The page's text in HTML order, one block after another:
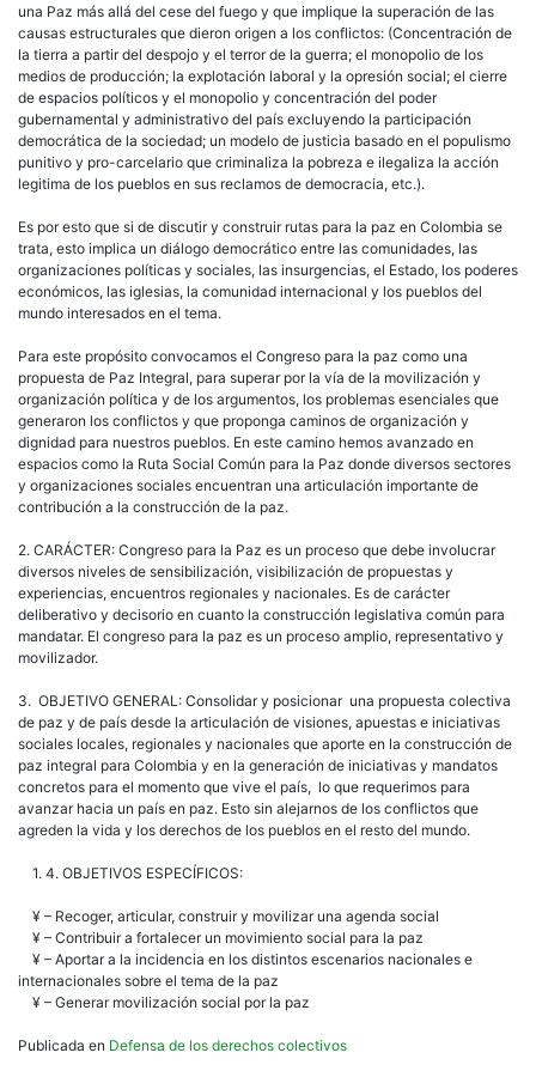
una Paz más allá del cese del fuego y que implique la superación de las
causas estructurales que dieron origen a los conflictos: (Concentración de
la tierra a partir del despojo y el terror de la guerra; el monopolio de los
medios de producción; la explotación laboral y la opresión social; el cierre
de espacios políticos y el monopolio y concentración del poder
gubernamental y administrativo del país excluyendo la participación
democrática de la sociedad; un modelo de justicia basado en el populismo
punitivo y pro-carcelario que criminaliza la pobreza e ilegaliza la acción
legitima de los pueblos en sus reclamos de democracia, etc.).
Es por esto que si de discutir y construir rutas para la paz en Colombia se
trata, esto implica un diálogo democrático entre las comunidades, las
organizaciones políticas y sociales, las insurgencias, el Estado, los poderes
económicos, las iglesias, la comunidad internacional y los pueblos del
mundo interesados en el tema.
Para este propósito convocamos el Congreso para la paz como una
propuesta de Paz Integral, para superar por la vía de la movilización y
organización política y de los argumentos, los problemas esenciales que
generaron los conflictos y que proponga caminos de organización y
dignidad para nuestros pueblos. En este camino hemos avanzado en
espacios como la Ruta Social Común para la Paz donde diversos sectores
y organizaciones sociales encuentran una articulación importante de
contribución a la construcción de la paz.
2. CARÁCTER: Congreso para la Paz es un proceso que debe involucrar
diversos niveles de sensibilización, visibilización de propuestas y
experiencias, encuentros regionales y nacionales. Es de carácter
deliberativo y decisorio en cuanto la construcción legislativa común para
mandatar. El congreso para la paz es un proceso amplio, representativo y
movilizador.
3. OBJETIVO GENERAL: Consolidar y posicionar una propuesta colectiva
de paz y de país desde la articulación de visiones, apuestas e iniciativas
sociales locales, regionales y nacionales que aporte en la construcción de
paz integral para Colombia y en la generación de iniciativas y mandatos
concretos para el momento que vive el país, lo que requerimos para
avanzar hacia un país en paz. Esto sin alejarnos de los conflictos que
agreden la vida y los derechos de los pueblos en el resto del mundo.
1. 4. OBJETIVOS ESPECÍFICOS:
¥ – Recoger, articular, construir y movilizar una agenda social
¥ – Contribuir a fortalecer un movimiento social para la paz
¥ – Aportar a la incidencia en los distintos escenarios nacionales e
internacionales sobre el tema de la paz
¥ – Generar movilización social por la paz
Publicada en Defensa de los derechos colectivos